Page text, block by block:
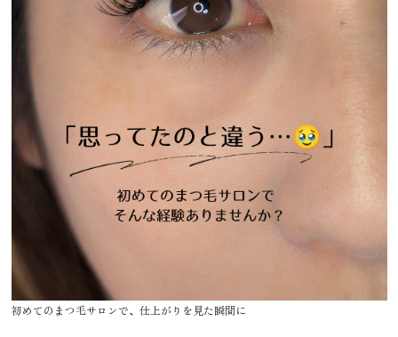
初めてのまつ毛サロンで、仕上がりを見た瞬間に